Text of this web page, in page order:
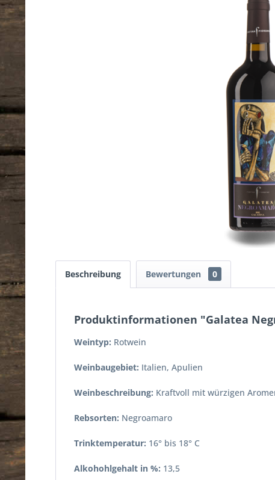
Beschreibung Bewertungen 0
Produktinformationen "Galatea
Weintyp: Rotwein
Weinbaugebiet: Italien, Apulien
Weinbeschreibung: Kraftvoll mit würzigen
Rebsorten: Negroamaro
Trinktemperatur: 16° bis 18° C
Alkohohlgehalt in %: 13,5